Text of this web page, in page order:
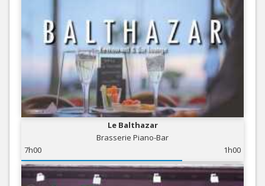
Le Balthazar
Brasserie Piano-Bar
7h00
1h00